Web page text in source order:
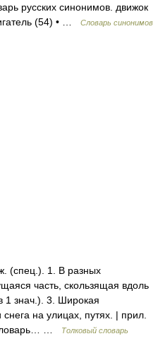
русских синонимов. движок
(54) • …
Словарь синонимов
1. В разных
часть, скользящая вдоль
1 знач.). 3. Широкая
на улицах, путях. | прил.
…
Толковый словарь